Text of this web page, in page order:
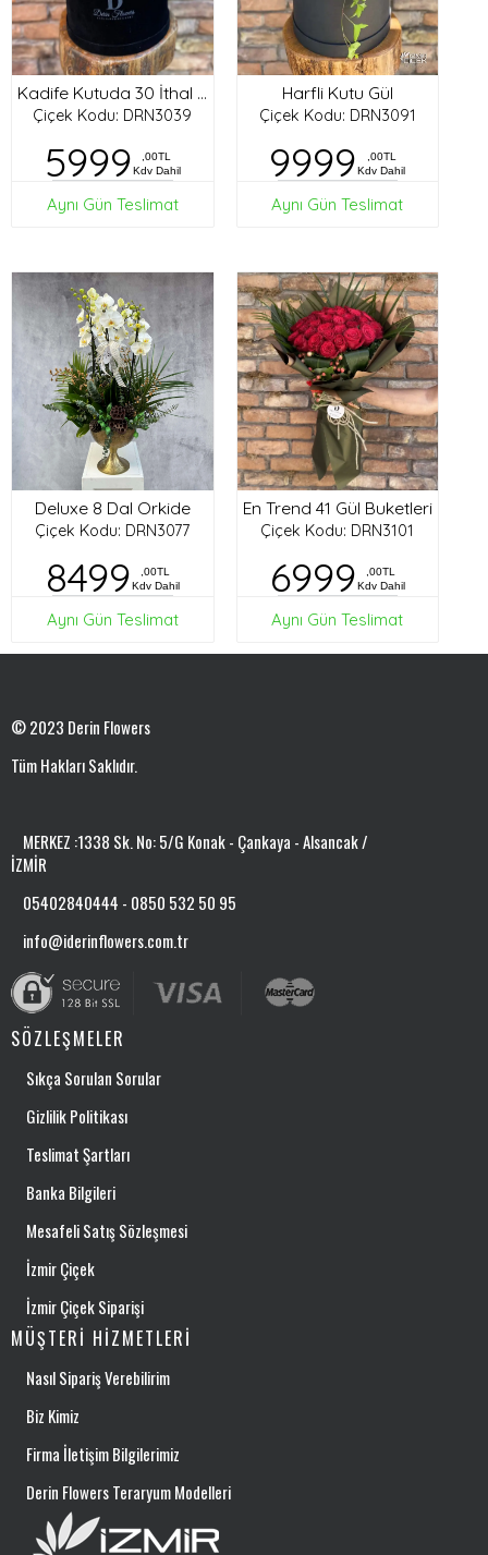
Kadife Kutuda 30 İthal Gül
Çiçek Kodu: DRN3039
5999
,00TL
Kdv Dahil
Aynı Gün Teslimat
Harfli Kutu Gül
Çiçek Kodu: DRN3091
9999
,00TL
Kdv Dahil
Aynı Gün Teslimat
Deluxe 8 Dal Orkide
Çiçek Kodu: DRN3077
8499
,00TL
Kdv Dahil
Aynı Gün Teslimat
En Trend 41 Gül Buketleri
Çiçek Kodu: DRN3101
6999
,00TL
Kdv Dahil
Aynı Gün Teslimat
© 2023 Derin Flowers
Tüm Hakları Saklıdır.
MERKEZ :1338 Sk. No: 5/G Konak - Çankaya - Alsancak /
İZMİR
05402840444 - 0850 532 50 95
info@iderinflowers.com.tr
SÖZLEŞMELER
Sıkça Sorulan Sorular
Gizlilik Politikası
Teslimat Şartları
Banka Bilgileri
Mesafeli Satış Sözleşmesi
İzmir Çiçek
İzmir Çiçek Siparişi
MÜŞTERI HIZMETLERI
Nasıl Sipariş Verebilirim
Biz Kimiz
Firma İletişim Bilgilerimiz
Derin Flowers Teraryum Modelleri